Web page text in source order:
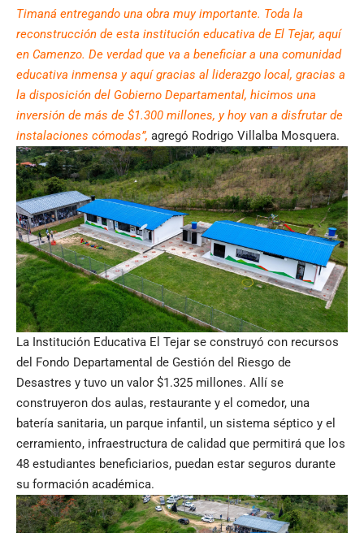
Timaná entregando una obra muy importante. Toda la
reconstrucción de esta institución educativa de El Tejar, aquí
en Camenzo. De verdad que va a beneficiar a una comunidad
educativa inmensa y aquí gracias al liderazgo local, gracias a
la disposición del Gobierno Departamental, hicimos una
inversión de más de $1.300 millones, y hoy van a disfrutar de
instalaciones cómodas”, agregó Rodrigo Villalba Mosquera.
La Institución Educativa El Tejar se construyó con recursos
del Fondo Departamental de Gestión del Riesgo de
Desastres y tuvo un valor $1.325 millones. Allí se
construyeron dos aulas, restaurante y el comedor, una
batería sanitaria, un parque infantil, un sistema séptico y el
cerramiento, infraestructura de calidad que permitirá que los
48 estudiantes beneficiarios, puedan estar seguros durante
su formación académica.